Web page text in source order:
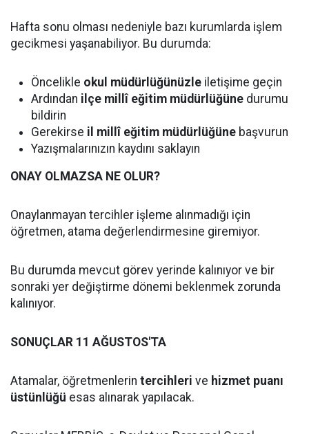
Hafta sonu olması nedeniyle bazı kurumlarda işlem
gecikmesi yaşanabiliyor. Bu durumda:
Öncelikle okul müdürlüğünüzle iletişime geçin
Ardından ilçe millî eğitim müdürlüğüne durumu
bildirin
Gerekirse il millî eğitim müdürlüğüne başvurun
Yazışmalarınızın kaydını saklayın
ONAY OLMAZSA NE OLUR?
Onaylanmayan tercihler işleme alınmadığı için
öğretmen, atama değerlendirmesine giremiyor.
Bu durumda mevcut görev yerinde kalınıyor ve bir
sonraki yer değiştirme dönemi beklenmek zorunda
kalınıyor.
SONUÇLAR 11 AĞUSTOS'TA
Atamalar, öğretmenlerin tercihleri ve hizmet puanı
üstünlüğü esas alınarak yapılacak.